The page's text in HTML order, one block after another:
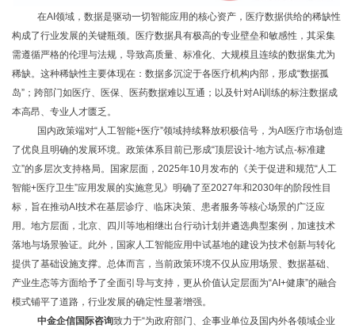
在AI领域，数据是驱动一切智能应用的核心资产，医疗数据供给的稀缺性
构成了行业发展的关键瓶颈。医疗数据具有极高的专业壁垒和敏感性，其采集
需遵循严格的伦理与法规，导致高质量、标准化、大规模且连续的数据集尤为
稀缺。这种稀缺性主要体现在：数据多沉淀于各医疗机构内部，形成“数据孤
岛”；跨部门如医疗、医保、医药数据难以互通；以及针对AI训练的标注数据成
本高昂、专业人才匮乏。
国内政策端对“人工智能+医疗”领域持续释放积极信号，为AI医疗市场创造
了优良且明确的发展环境。政策体系目前已形成“顶层设计-地方试点-标准建
立”的多层次支持格局。国家层面，2025年10月发布的《关于促进和规范“人工
智能+医疗卫生”应用发展的实施意见》明确了至2027年和2030年的阶段性目
标，旨在推动AI技术在基层诊疗、临床决策、患者服务等核心场景的广泛应
用。地方层面，北京、四川等地相继出台行动计划并遴选典型案例，加速技术
落地与场景验证。此外，国家人工智能应用中试基地的建设为技术创新与转化
提供了基础设施支撑。总体而言，当前政策环境不仅从应用场景、数据基础、
产业生态等方面给予了全面引导与支持，更从价值认定层面为“AI+健康”的融合
模式铺平了道路，行业发展的确定性显著增强。
中金企信国际咨询致力于“为政府部门、企事业单位及国内外各领域企业